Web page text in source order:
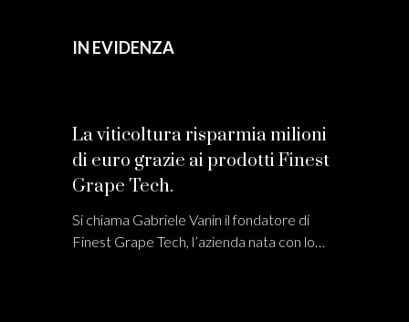
IN EVIDENZA
La viticoltura risparmia milioni
di euro grazie ai prodotti Finest
Grape Tech.
Si chiama Gabriele Vanin il fondatore di
Finest Grape Tech, l’azienda nata con lo…